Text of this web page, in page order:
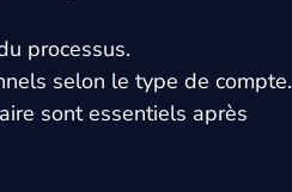
processus.
selon le type de compte.
sont essentiels après